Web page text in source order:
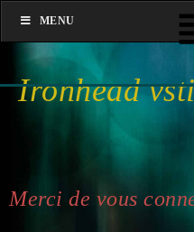
Ironhead
Merci de vous
MENU